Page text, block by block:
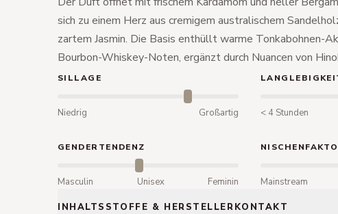
sich zu einem Herz aus cremigem australischem
zartem Jasmin. Die Basis enthüllt warme Tonkabohnen-
Bourbon-Whiskey-Noten, ergänzt durch Nuancen von
SILLAGE
Niedrig Großartig < 4 Stunden
GENDERTENDENZ
Masculin Unisex Feminin Mainstream
INHALTSSTOFFE & HERSTELLERKONTAKT